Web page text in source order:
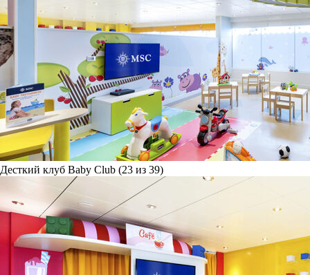
Десткий клуб Baby Club (23 из 39)